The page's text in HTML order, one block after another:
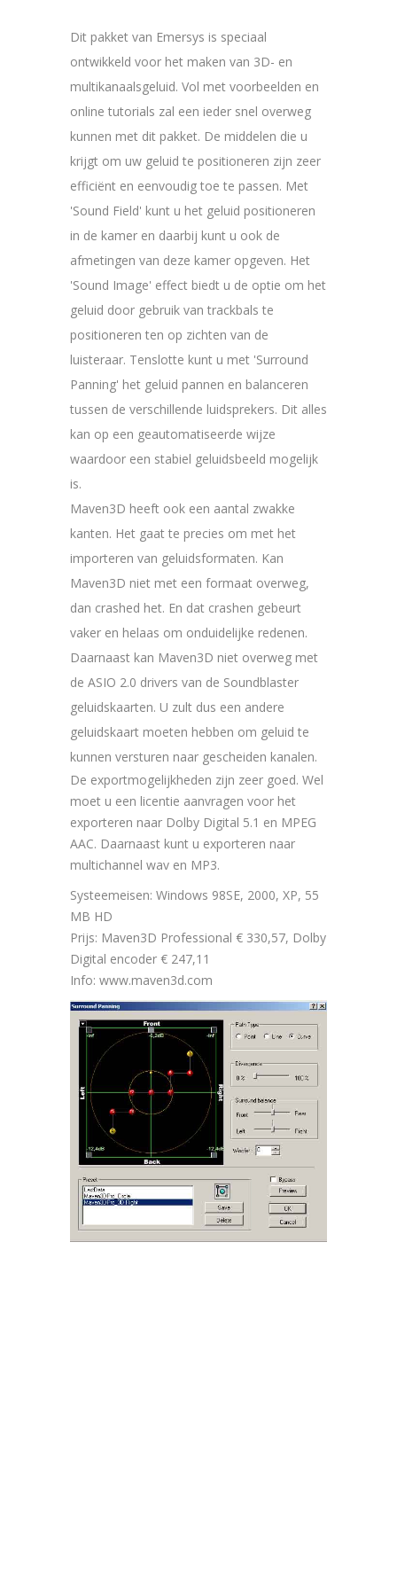
Dit pakket van Emersys is speciaal
ontwikkeld voor het maken van 3D- en
multikanaalsgeluid. Vol met voorbeelden en
online tutorials zal een ieder snel overweg
kunnen met dit pakket. De middelen die u
krijgt om uw geluid te positioneren zijn zeer
efficiënt en eenvoudig toe te passen. Met
'Sound Field' kunt u het geluid positioneren
in de kamer en daarbij kunt u ook de
afmetingen van deze kamer opgeven. Het
'Sound Image' effect biedt u de optie om het
geluid door gebruik van trackbals te
positioneren ten op zichten van de
luisteraar. Tenslotte kunt u met 'Surround
Panning' het geluid pannen en balanceren
tussen de verschillende luidsprekers. Dit alles
kan op een geautomatiseerde wijze
waardoor een stabiel geluidsbeeld mogelijk
is.
Maven3D heeft ook een aantal zwakke
kanten. Het gaat te precies om met het
importeren van geluidsformaten. Kan
Maven3D niet met een formaat overweg,
dan crashed het. En dat crashen gebeurt
vaker en helaas om onduidelijke redenen.
Daarnaast kan Maven3D niet overweg met
de ASIO 2.0 drivers van de Soundblaster
geluidskaarten. U zult dus een andere
geluidskaart moeten hebben om geluid te
kunnen versturen naar gescheiden kanalen.
De exportmogelijkheden zijn zeer goed. Wel
moet u een licentie aanvragen voor het
exporteren naar Dolby Digital 5.1 en MPEG
AAC. Daarnaast kunt u exporteren naar
multichannel wav en MP3.
Systeemeisen: Windows 98SE, 2000, XP, 55
MB HD
Prijs: Maven3D Professional € 330,57, Dolby
Digital encoder € 247,11
Info: www.maven3d.com